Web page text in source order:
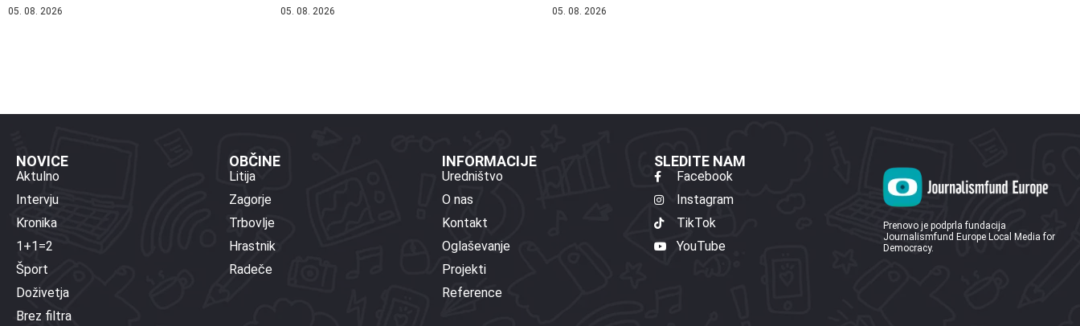
05. 08. 2026 05. 08. 2026 05. 08. 2026
NOVICE
Aktulno
Intervju
Kronika
1+1=2
Šport
Doživetja
Brez filtra
OBČINE
Litija
Zagorje
Trbovlje
Hrastnik
Radeče
INFORMACIJE
Uredništvo
O nas
Kontakt
Oglaševanje
Projekti
Reference
SLEDITE NAM
Facebook
Instagram
TikTok
YouTube
Prenovo je podprla fundacija
Journalismfund Europe Local Media for
Democracy.